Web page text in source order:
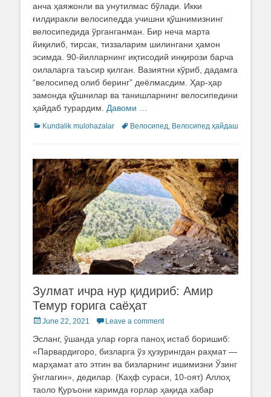
анча ҳаяжонли ва унутилмас бўлади. Икки
ғилдиракли велосипедда учишни қўшнимизнинг
велосипедида ўрганганман. Бир неча марта
йиқилиб, тирсак, тиззаларим шилингани ҳамон
эсимда. 90-йилларнинг иқтисодий инқирози барча
оилаларга таъсир қилган. Вазиятни кўриб, дадамга
“велосипед олиб беринг” деёлмасдим. Ҳар-ҳар
замонда қўшнилар ва танишларнинг велосипедини
ҳайдаб турардим. Давоми …
Categories
Kundalik mulohazalar TagsВелосипед Велосипед ҳайдаш
Зулмат ичра нур қидириб: Амир
Темур ғорига саёҳат
Posted
June 22, 2021 Leave a comment
Эсланг, ўшанда улар ғорга паноҳ истаб боришиб:
«Парвардигоро, бизларга ўз ҳузурингдан раҳмат —
марҳамат ато этгин ва бизларнинг ишимизни Ўзинг
ўнглагин», дедилар. (Каҳф сураси, 10-оят) Аллоҳ
таоло Қуръони каримда ғорлар ҳақида хабар